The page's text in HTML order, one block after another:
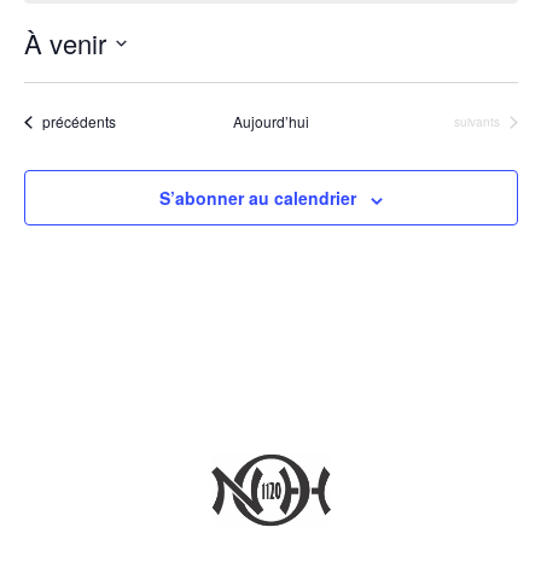
À venir
Sélectionnez
Évènements
précédents Aujourd’hui Évènements
suivants
S’abonner au calendrier